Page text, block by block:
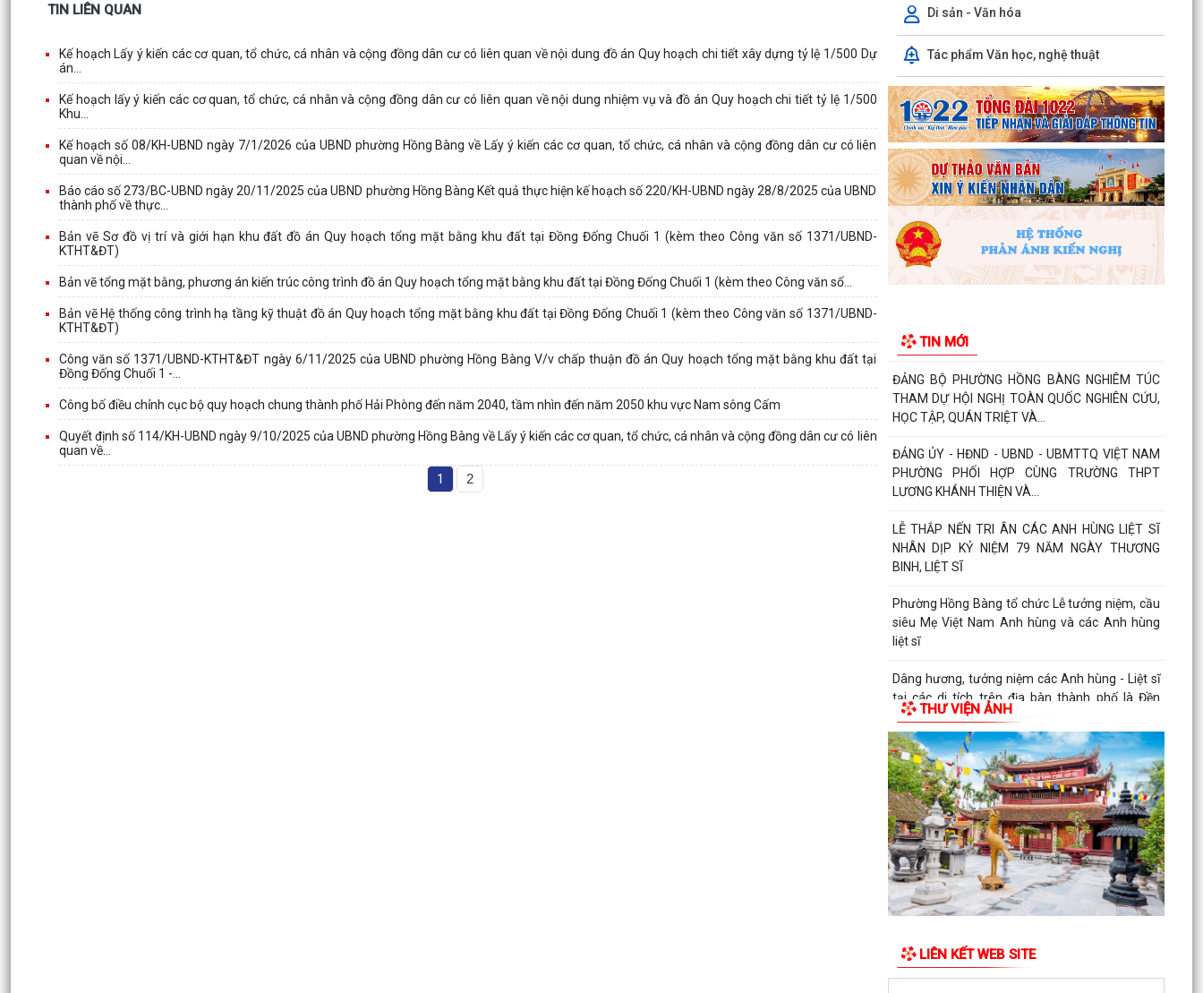
TIN LIÊN QUAN
Kế hoạch Lấy ý kiến các cơ quan, tổ chức, cá nhân và cộng đồng dân cư có liên quan về nội dung đồ án Quy hoạch chi tiết xây dựng tỷ lệ 1/500 Dự
án...
Kế hoạch lấy ý kiến các cơ quan, tổ chức, cá nhân và cộng đồng dân cư có liên quan về nội dung nhiệm vụ và đồ án Quy hoạch chi tiết tỷ lệ 1/500
Khu...
Kế hoạch số 08/KH-UBND ngày 7/1/2026 của UBND phường Hồng Bàng về Lấy ý kiến các cơ quan, tổ chức, cá nhân và cộng đồng dân cư có liên
quan về nội...
Báo cáo số 273/BC-UBND ngày 20/11/2025 của UBND phường Hồng Bàng Kết quả thực hiện kế hoạch số 220/KH-UBND ngày 28/8/2025 của UBND
thành phố về thực...
Bản vẽ Sơ đồ vị trí và giới hạn khu đất đồ án Quy hoạch tổng mặt bằng khu đất tại Đồng Đống Chuối 1 (kèm theo Công văn số 1371/UBND-
KTHT&ĐT)
Bản vẽ tổng mặt bằng, phương án kiến trúc công trình đồ án Quy hoạch tổng mặt bằng khu đất tại Đồng Đống Chuối 1 (kèm theo Công văn số...
Bản vẽ Hệ thống công trình hạ tầng kỹ thuật đồ án Quy hoạch tổng mặt bằng khu đất tại Đồng Đống Chuối 1 (kèm theo Công văn số 1371/UBND-
KTHT&ĐT)
Công văn số 1371/UBND-KTHT&ĐT ngày 6/11/2025 của UBND phường Hồng Bàng V/v chấp thuận đồ án Quy hoạch tổng mặt bằng khu đất tại
Đồng Đống Chuối 1 -...
Công bố điều chỉnh cục bộ quy hoạch chung thành phố Hải Phòng đến năm 2040, tầm nhìn đến năm 2050 khu vực Nam sông Cấm
Quyết định số 114/KH-UBND ngày 9/10/2025 của UBND phường Hồng Bàng về Lấy ý kiến các cơ quan, tổ chức, cá nhân và cộng đồng dân cư có liên
quan về...
1 2
Di sản - Văn hóa
Tác phẩm Văn học, nghệ thuật
TIN MỚI
Phường Hồng Bàng tổng kết và trao giải Cuộc
thi chính luận về bảo vệ nền tảng tư tưởng của
Đảng năm...
PHƯỜNG HỒNG BÀNG NÂNG CAO CHẤT LƯỢNG
SINH HOẠT CHI BỘ TỪ CƠ SỞ
Trường Tiểu học Đinh Tiên Hoàng (phường
Hồng Bàng) tăng kiến thức, kỹ năng phòng
chống đuối nước...
Phường Hồng Bàng tập huấn kiến thức về an
toàn thực phẩm cho các cơ sở kinh doanh dịch
vụ ăn uống,...
THÁNG ĐẦU NĂM 2026
ĐẢNG BỘ PHƯỜNG HỒNG BÀNG NGHIÊM TÚC
THAM DỰ HỘI NGHỊ TOÀN QUỐC NGHIÊN CỨU,
HỌC TẬP, QUÁN TRIỆT VÀ...
ĐẢNG ỦY - HĐND - UBND - UBMTTQ VIỆT NAM
PHƯỜNG PHỐI HỢP CÙNG TRƯỜNG THPT
LƯƠNG KHÁNH THIỆN VÀ...
LỄ THẮP NẾN TRI ÂN CÁC ANH HÙNG LIỆT SĨ
NHÂN DỊP KỶ NIỆM 79 NĂM NGÀY THƯƠNG
BINH, LIỆT SĨ
Phường Hồng Bàng tổ chức Lễ tưởng niệm, cầu
siêu Mẹ Việt Nam Anh hùng và các Anh hùng
liệt sĩ
Dâng hương, tưởng niệm các Anh hùng - Liệt sĩ
tại các di tích trên địa bàn thành phố là Đền
thờ...
PHƯỜNG HỒNG BÀNG TỔ CHỨC HỘI NGHỊ SƠ
KẾT 6 THÁNG ĐẦU NĂM 2026 CÔNG TÁC BẢO
VỆ NỀN TẢNG TƯ TƯỞNG CỦA...
Hội Cựu CAND phường Hồng Bàng đi thăm, tặng
quà các gia đình thương binh, thân nhân liệt sỹ
CAND
Phường Hồng Bàng phát huy vai trò, nâng cao
TUỔI TRẺ PHƯỜNG HỒNG BÀNG TỔ CHỨC
THƯ VIỆN ẢNH
LIÊN KẾT WEB SITE